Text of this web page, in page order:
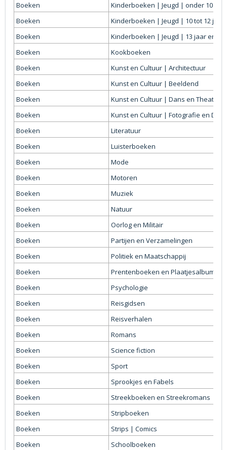
Boeken
Kinderboeken | Jeugd | onder 10 jaar
Boeken
Kinderboeken | Jeugd | 10 tot 12 jaar
Boeken
Kinderboeken | Jeugd | 13 jaar en
Boeken
Kookboeken
Boeken
Kunst en Cultuur | Architectuur
Boeken
Kunst en Cultuur | Beeldend
Boeken
Kunst en Cultuur | Dans en Theater
Boeken
Kunst en Cultuur | Fotografie en
Boeken
Literatuur
Boeken
Luisterboeken
Boeken
Mode
Boeken
Motoren
Boeken
Muziek
Boeken
Natuur
Boeken
Oorlog en Militair
Boeken
Partijen en Verzamelingen
Boeken
Politiek en Maatschappij
Boeken
Prentenboeken en Plaatjesalbums
Boeken
Psychologie
Boeken
Reisgidsen
Boeken
Reisverhalen
Boeken
Romans
Boeken
Science fiction
Boeken
Sport
Boeken
Sprookjes en Fabels
Boeken
Streekboeken en Streekromans
Boeken
Stripboeken
Boeken
Strips | Comics
Boeken
Schoolboeken